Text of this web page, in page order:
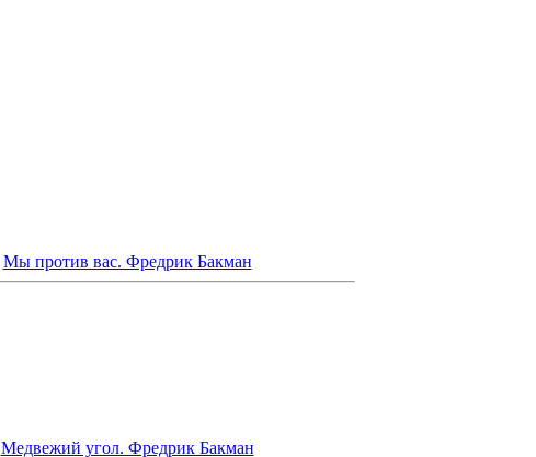
Мы против вас. Фредрик Бакман
Медвежий угол. Фредрик Бакман